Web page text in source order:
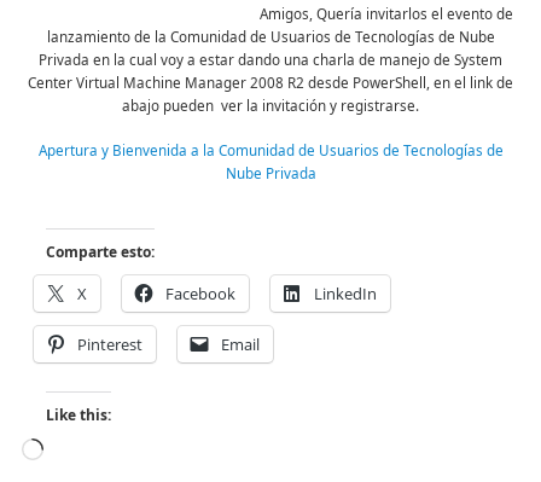
Amigos, Quería invitarlos el evento de
lanzamiento de la Comunidad de Usuarios de Tecnologías de Nube
Privada en la cual voy a estar dando una charla de manejo de System
Center Virtual Machine Manager 2008 R2 desde PowerShell, en el link de
abajo pueden ver la invitación y registrarse.
Apertura y Bienvenida a la Comunidad de Usuarios de Tecnologías de
Nube Privada
Comparte esto:
X Facebook LinkedIn
Pinterest Email
Like this: